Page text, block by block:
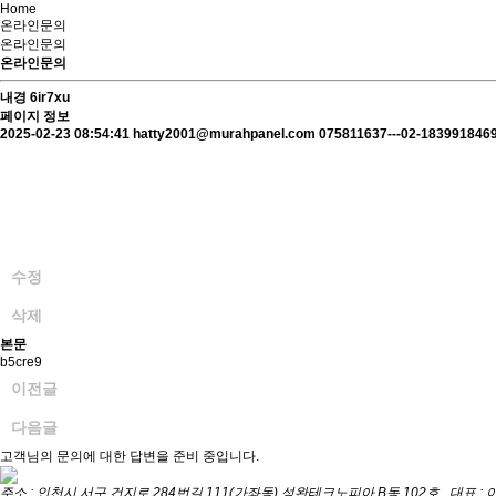
Home
온라인문의
온라인문의
온라인문의
내경 6ir7xu
페이지 정보
2025-02-23 08:54:41 hatty2001@murahpanel.com 075811637---02-
수정
삭제
본문
b5cre9
이전글
다음글
고객님의 문의에 대한 답변을 준비 중입니다.
주소 : 인천시 서구 건지로 284번길 111(가좌동) 성완테크노피아 B동 102호 대표 :